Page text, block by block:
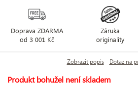
Doprava ZDARMA
od 3 001 Kč
Záruka
originality
Zobrazit popis Dotaz na
Produkt bohužel není skladem